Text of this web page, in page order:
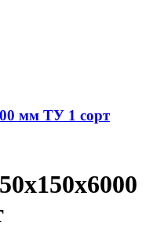
мм ТУ 1 сорт